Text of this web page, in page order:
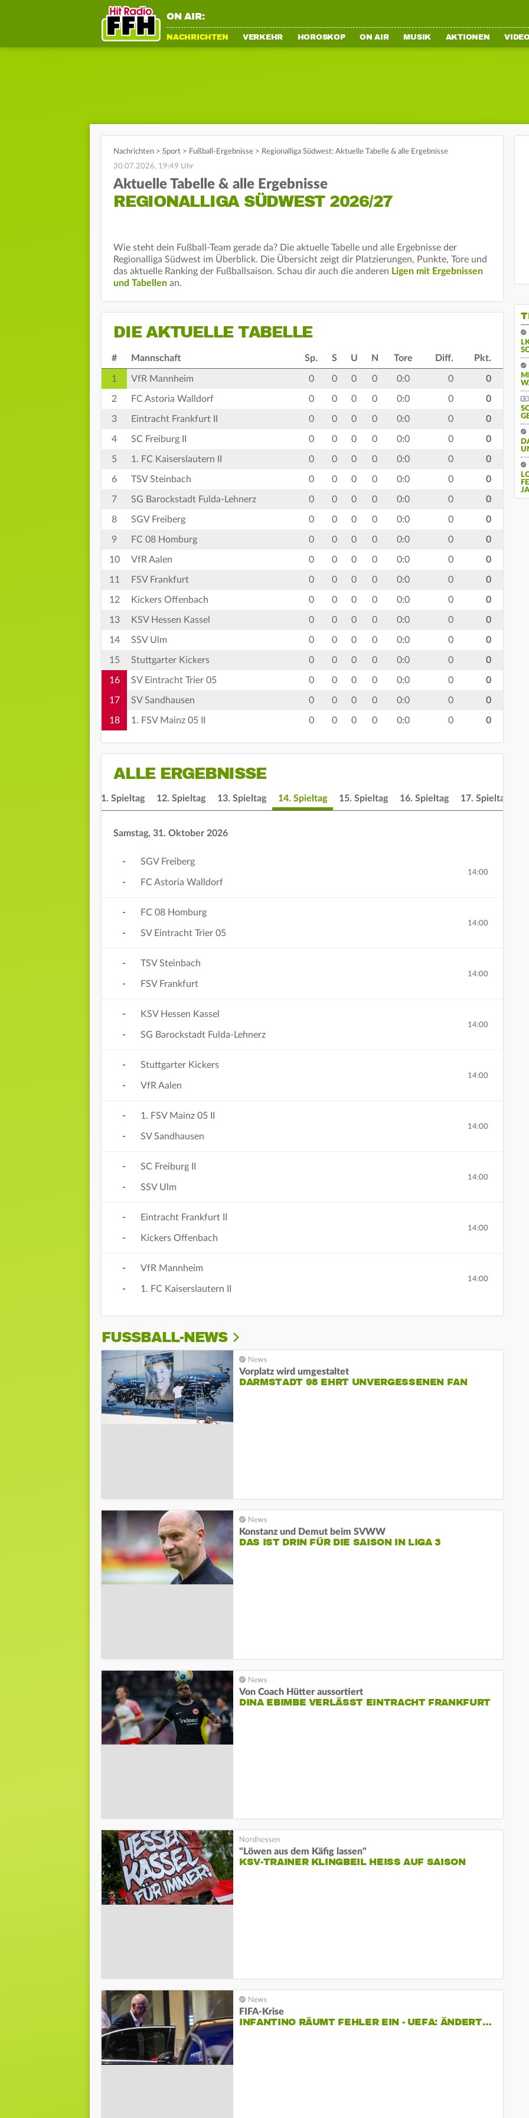
ON AIR:
NACHRICHTEN VERKEHR HOROSKOP ON AIR MUSIK AKTIONEN
Nachrichten > Sport > Fußball-Ergebnisse > Regionalliga Südwest: Aktuelle Tabelle & alle Ergebnisse
30.07.2026, 19:49 Uhr
Aktuelle Tabelle & alle Ergebnisse
REGIONALLIGA SÜDWEST 2026/27
Wie steht dein Fußball-Team gerade da? Die aktuelle Tabelle und alle Ergebnisse der
Regionalliga Südwest im Überblick. Die Übersicht zeigt dir Platzierungen, Punkte, Tore und
das aktuelle Ranking der Fußballsaison. Schau dir auch die anderen Ligen mit Ergebnissen
und Tabellen an.
DIE AKTUELLE TABELLE
# Mannschaft Sp. S U N Tore Diff. Pkt.
1 VfR Mannheim 0 0 0 0 0:0 0 0
2 FC Astoria Walldorf 0 0 0 0 0:0 0 0
3 Eintracht Frankfurt II 0 0 0 0 0:0 0 0
4 SC Freiburg II 0 0 0 0 0:0 0 0
5 1. FC Kaiserslautern II 0 0 0 0 0:0 0 0
6 TSV Steinbach 0 0 0 0 0:0 0 0
7 SG Barockstadt Fulda-Lehnerz 0 0 0 0 0:0 0 0
8 SGV Freiberg 0 0 0 0 0:0 0 0
9 FC 08 Homburg 0 0 0 0 0:0 0 0
10 VfR Aalen 0 0 0 0 0:0 0 0
11 FSV Frankfurt 0 0 0 0 0:0 0 0
12 Kickers Offenbach 0 0 0 0 0:0 0 0
13 KSV Hessen Kassel 0 0 0 0 0:0 0 0
14 SSV Ulm 0 0 0 0 0:0 0 0
15 Stuttgarter Kickers 0 0 0 0 0:0 0 0
16 SV Eintracht Trier 05 0 0 0 0 0:0 0 0
17 SV Sandhausen 0 0 0 0 0:0 0 0
18 1. FSV Mainz 05 II 0 0 0 0 0:0 0 0
ALLE ERGEBNISSE
11. Spieltag 12. Spieltag 13. Spieltag 14. Spieltag 15. Spieltag 16. Spieltag 17. Spieltag
Samstag, 31. Oktober 2026
-
-
SGV Freiberg
FC Astoria Walldorf
14:00
-
-
FC 08 Homburg
SV Eintracht Trier 05
14:00
-
-
TSV Steinbach
FSV Frankfurt
14:00
-
-
KSV Hessen Kassel
SG Barockstadt Fulda-Lehnerz
14:00
-
-
Stuttgarter Kickers
VfR Aalen
14:00
-
-
1. FSV Mainz 05 II
SV Sandhausen
14:00
-
-
SC Freiburg II
SSV Ulm
14:00
-
-
Eintracht Frankfurt II
Kickers Offenbach
14:00
-
-
VfR Mannheim
1. FC Kaiserslautern II
14:00
FUSSBALL-NEWS
Vorplatz wird umgestaltet
DARMSTADT 98 EHRT UNVERGESSENEN FAN
Konstanz und Demut beim SVWW
DAS IST DRIN FÜR DIE SAISON IN LIGA 3
Von Coach Hütter aussortiert
DINA EBIMBE VERLÄSST EINTRACHT FRANKFURT
"Löwen aus dem Käfig lassen"
KSV-TRAINER KLINGBEIL HEISS AUF SAISON
FIFA-Krise
INFANTINO RÄUMT FEHLER EIN - UEFA: ÄNDERT…